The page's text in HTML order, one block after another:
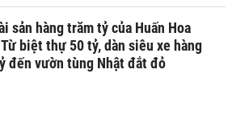
sản hàng trăm tỷ của Huấn Hoa
biệt thự 50 tỷ, dàn siêu xe hàng
đến vườn tùng Nhật đắt đỏ